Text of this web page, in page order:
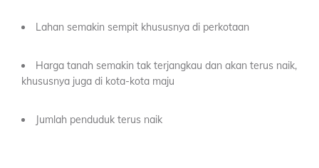
Lahan semakin sempit khususnya di perkotaan
Harga tanah semakin tak terjangkau dan akan terus naik,
khususnya juga di kota-kota maju
Jumlah penduduk terus naik